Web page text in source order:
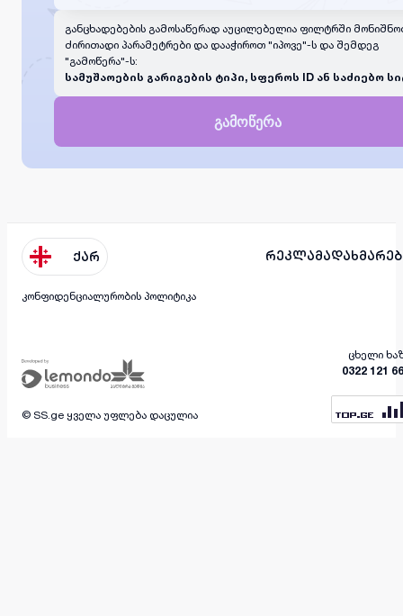
განცხადებების გამოსაწერად აუცილებელია ფილტრში
ძირითადი პარამეტრები და დააჭიროთ "იპოვე"-ს და შემდეგ
"გამოწერა"-ს:
სამუშაოების გარიგების ტიპი, სფეროს ID ან საძიებო
გამოწერა
ქარ რეკლამა
კონფიდენციალურობის პოლიტიკა
ცხელი
0322 121
© SS.ge ყველა უფლება დაცულია